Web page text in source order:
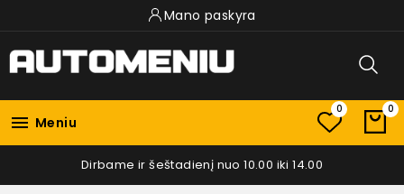
Mano paskyra
 Meniu
0 0
Dirbame ir šeštadienį nuo 10.00 iki 14.00